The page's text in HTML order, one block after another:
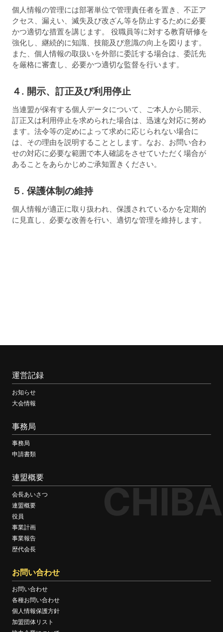
個人情報の管理には部署単位で管理責任者を置き、不正ア
クセス、漏えい、滅失及び改ざん等を防止するために必要
かつ適切な措置を講じます。 役職員等に対する教育研修を
強化し、継続的に知識、技能及び意識の向上を図ります。
また、個人情報の取扱いを外部に委託する場合は、委託先
を厳格に審査し、必要かつ適切な監督を行います。
４. 開示、訂正及び利用停止
当連盟が保有する個人データについて、ご本人から開示、
訂正又は利用停止を求められた場合は、迅速な対応に努め
ます。法令等の定めによって求めに応じられない場合に
は、その理由を説明することとします。なお、お問い合わ
せの対応に必要な範囲で本人確認をさせていただく場合が
あることをあらかじめご承知置きください。
５. 保護体制の維持
個人情報が適正に取り扱われ、保護されているかを定期的
に見直し、必要な改善を行い、適切な管理を維持します。
CHIBA
運営記録
お知らせ
大会情報
事務局
事務局
申請書類
連盟概要
会長あいさつ
連盟概要
役員
事業計画
事業報告
歴代会長
お問い合わせ
お問い合わせ
各種お問い合わせ
個人情報保護方針
加盟団体リスト